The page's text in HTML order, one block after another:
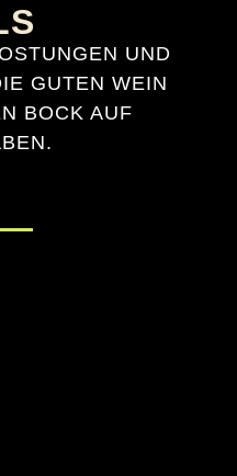
UND
GUTEN WEIN
BOCK AUF